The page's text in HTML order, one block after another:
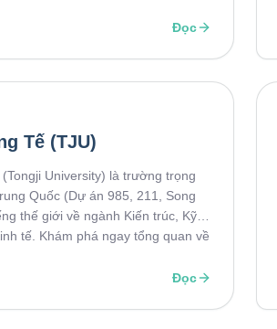
triển quốc tế, ECUPL là lựa chọn
Đọc
Tế (TJU)
University) là trường trọng
Quốc (Dự án 985, 211, Song
thế giới về ngành Kiến trúc, Kỹ
tế. Khám phá ngay tổng quan về
sàng cho hành trình du học của
Đọc